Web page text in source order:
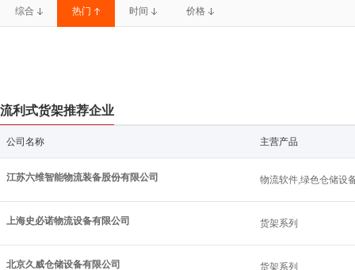
综合 热门 时间 价格
流利式货架推荐企业
公司名称 主营产品
江苏六维智能物流装备股份有限公司 物流软件,绿色仓储设
上海史必诺物流设备有限公司 货架系列
北京久威仓储设备有限公司 货架系列